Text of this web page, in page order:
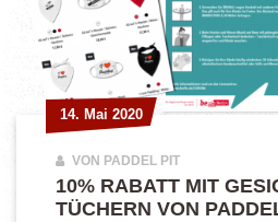
14. Mai 2020
14. Mai 2020
VON PADDEL PIT
10% RABATT MIT
TÜCHERN VON